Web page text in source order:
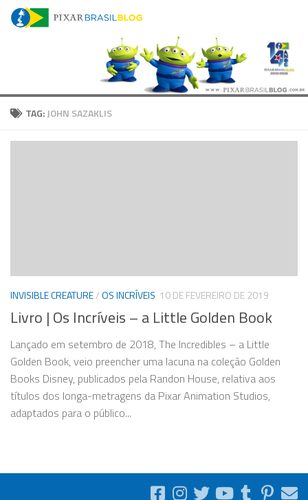
Skip to content
TAG:JOHN SAZAKLIS
INVISIBLE CREATURE/OS INCRÍVEIS 10 DE FEVEREIRO DE 2019
Livro | Os Incríveis – a Little Golden Book
Lançado em setembro de 2018, The Incredibles – a Little
Golden Book, veio preencher uma lacuna na coleção Golden
Books Disney, publicados pela Randon House, relativa aos
títulos dos longa-metragens da Pixar Animation Studios,
adaptados para o público...